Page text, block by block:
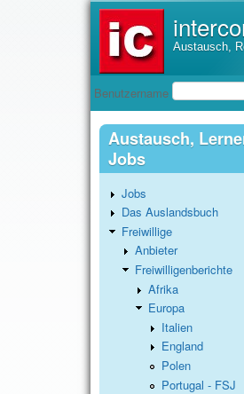
Austausch,
Benutzername
Austausch,
Jobs
Jobs
Das Auslandsbuch
Freiwillige
Anbieter
Freiwilligenberichte
Afrika
Europa
Italien
England
Polen
Portugal - FSJ